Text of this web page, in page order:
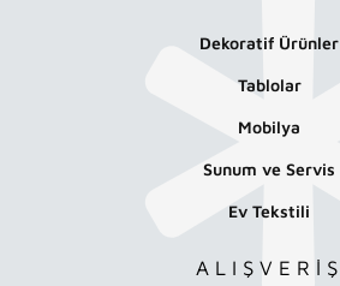
Dekoratif Ürünler
Tablolar
Mobilya
Sunum ve Servis
Ev Tekstili
ALIŞVERİŞ